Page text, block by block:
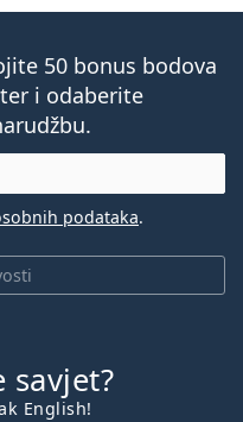
50 bonus bodova
i odaberite
podataka.
savjet?
English!